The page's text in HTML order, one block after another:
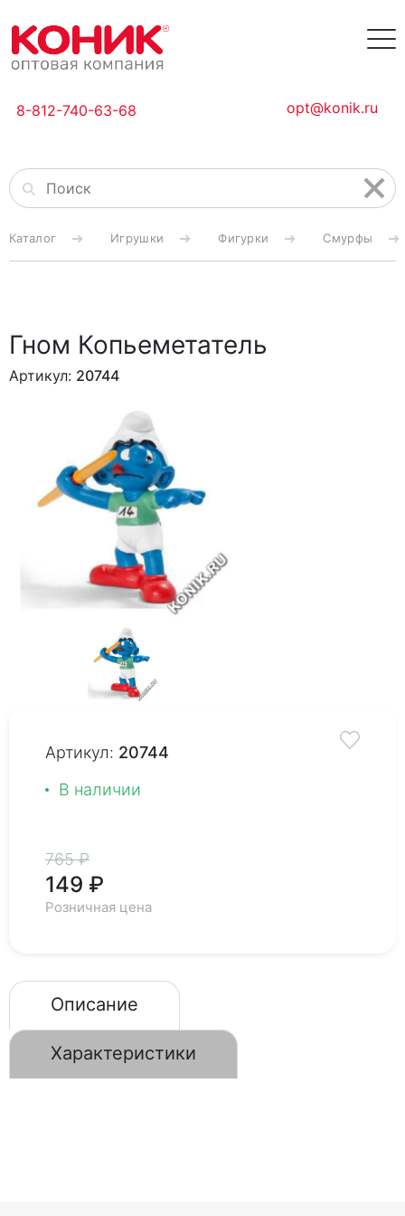
8-812-740-63-68 opt@konik.ru
Каталог Игрушки Фигурки Смурфы
Гном Копьеметатель
Артикул: 20744
Артикул: 20744
В наличии
765 ₽
149 ₽
Розничная цена
Описание
Характеристики